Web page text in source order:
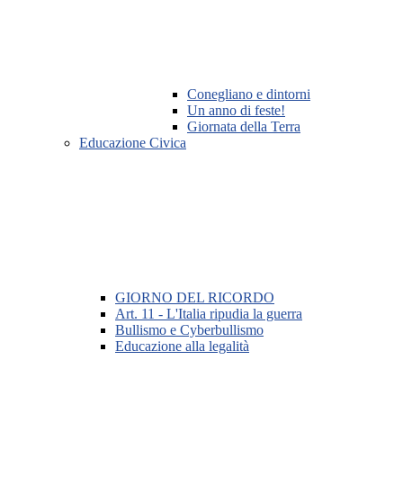
Conegliano e dintorni
Un anno di feste!
Giornata della Terra
Educazione Civica
GIORNO DEL RICORDO
Art. 11 - L'Italia ripudia la guerra
Bullismo e Cyberbullismo
Educazione alla legalità